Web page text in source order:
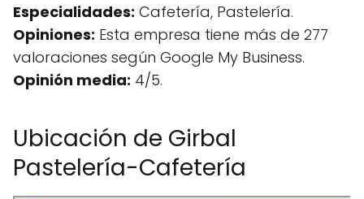
Especialidades: Cafetería, Pastelería.
Opiniones: Esta empresa tiene más de 277
valoraciones según Google My Business.
Opinión media: 4/5.
Ubicación de Girbal
Pastelería-Cafetería